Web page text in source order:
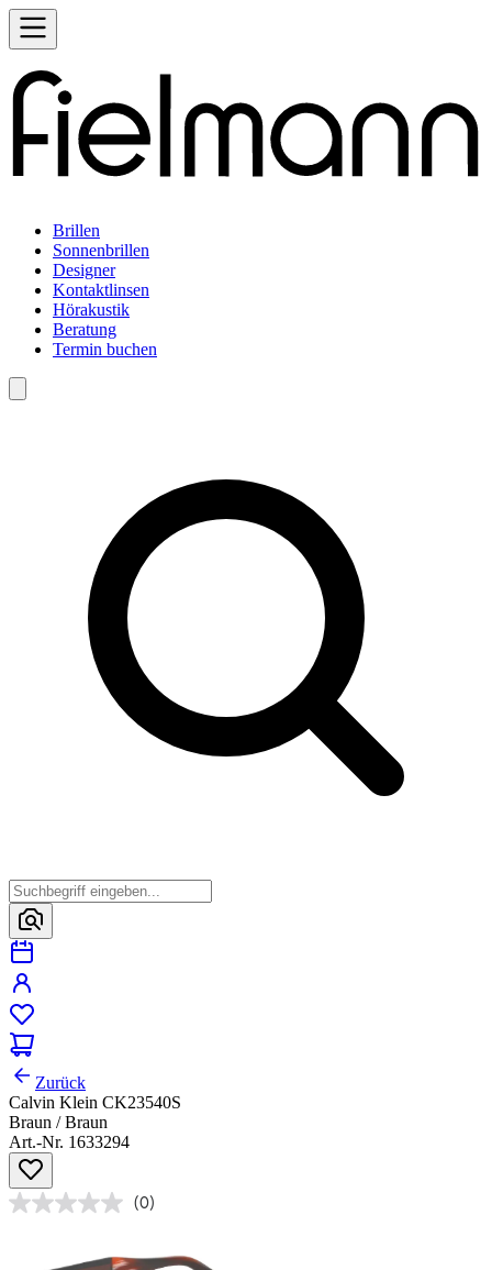
Brillen
Sonnenbrillen
Designer
Kontaktlinsen
Hörakustik
Beratung
Termin buchen
Zurück
Calvin Klein CK23540S
Braun / Braun
Art.-Nr. 1633294
(0)